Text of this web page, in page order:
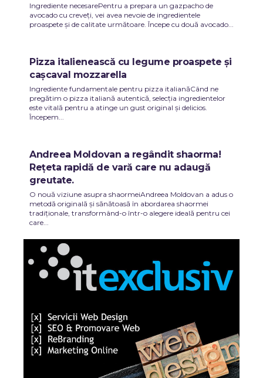
Ingrediente necesarePentru a prepara un gazpacho de
avocado cu creveți, vei avea nevoie de ingredientele
proaspete și de calitate următoare. Începe cu două avocado...
Pizza italienească cu legume proaspete și
cașcaval mozzarella
Ingrediente fundamentale pentru pizza italianăCând ne
pregătim o pizza italiană autentică, selecția ingredientelor
este vitală pentru a atinge un gust original și delicios.
Începem...
Andreea Moldovan a regândit shaorma!
Rețeta rapidă de vară care nu adaugă
greutate.
O nouă viziune asupra shaormeiAndreea Moldovan a adus o
metodă originală și sănătoasă în abordarea shaormei
tradiționale, transformând-o într-o alegere ideală pentru cei
care...